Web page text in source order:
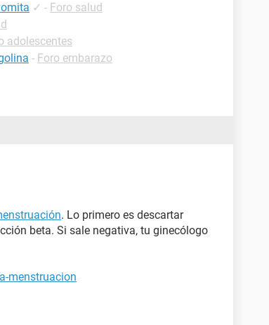
✓ - Foro salud
adolescentes
- Foro embarazo
. Lo primero es descartar
beta. Si sale negativa, tu ginecólogo
menstruacion